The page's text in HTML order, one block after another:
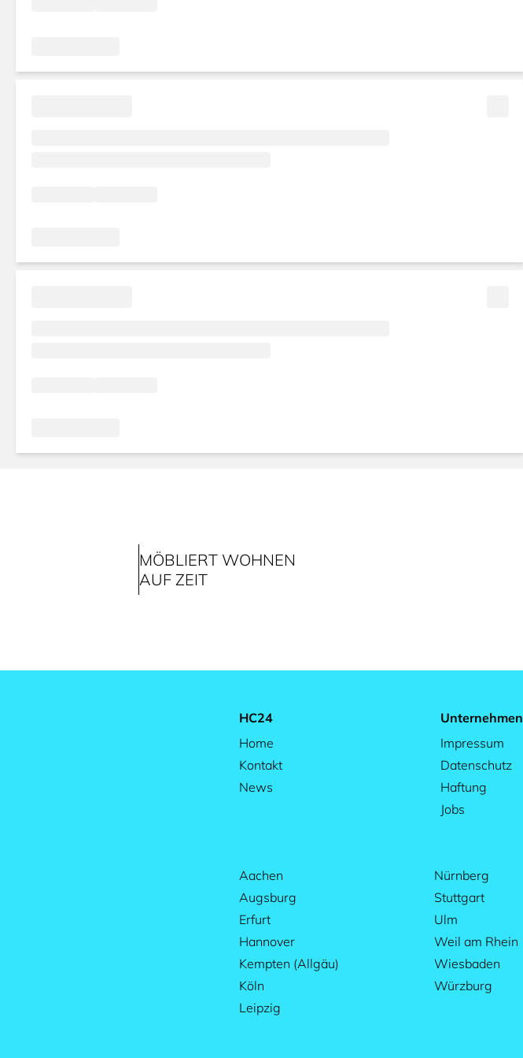
MÖBLIERT WOHNEN
AUF ZEIT
HC24
Home
Kontakt
News
Unternehmen
Impressum
Datenschutz
Haftung
Jobs
Aachen
Augsburg
Erfurt
Hannover
Kempten (Allgäu)
Köln
Leipzig
Nürnberg
Stuttgart
Ulm
Weil am Rhein
Wiesbaden
Würzburg